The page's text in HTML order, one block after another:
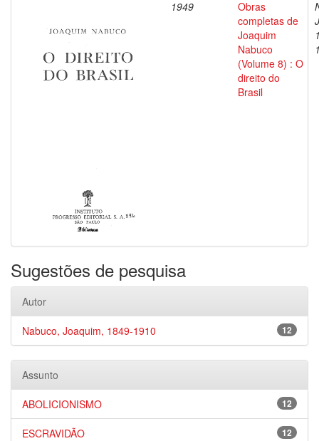
1949
Obras
completas de
Joaquim
Nabuco
(Volume 8) : O
direito do
Brasil
Sugestões de pesquisa
Autor
12
Nabuco, Joaquim, 1849-1910
Assunto
12
ABOLICIONISMO
12
ESCRAVIDÃO